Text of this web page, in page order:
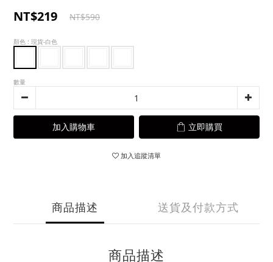
NT$219 NT$590
顏色 : 現貨-白色
數量
加入購物車 立即購買
加入追蹤清單
商品描述 送貨及付款方式
商品描述